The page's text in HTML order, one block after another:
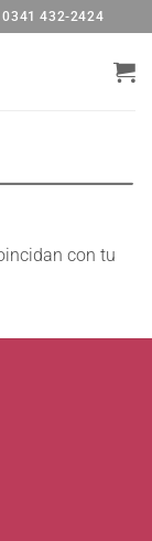
0341 432-2424
con tu